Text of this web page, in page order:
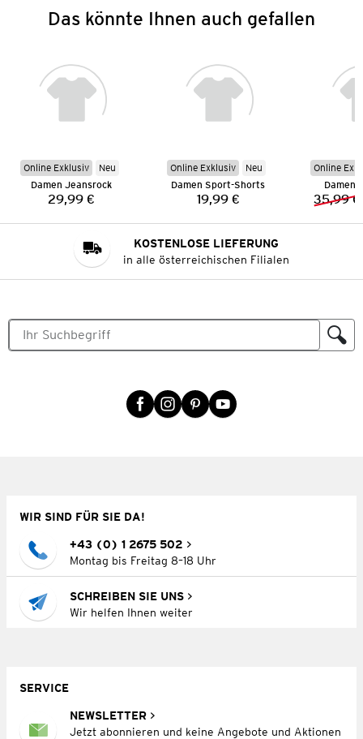
Das könnte Ihnen auch gefallen
Online Exklusiv
Neu
Damen Jeansrock
Preis:
29,99 €
Online Exklusiv
Neu
Damen Sport-Shorts
Preis:
19,99 €
Online
Damen
35,99 €
KOSTENLOSE LIEFERUNG
in alle österreichischen Filialen
WIR SIND FÜR SIE DA!
+43 (0) 1 2675 502
Montag bis Freitag 8–18 Uhr
SCHREIBEN SIE UNS
Wir helfen Ihnen weiter
SERVICE
NEWSLETTER
Jetzt abonnieren und keine Angebote und Aktionen